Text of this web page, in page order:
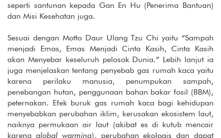
seperti santunan kepada Gan En Hu (Penerima Bantuan)
dan Misi Kesehatan juga.
Sesuai dengan Motto Daur Ulang Tzu Chi yaitu “Sampah
menjadi Emas, Emas Menjadi Cinta Kasih, Cinta Kasih
akan Menyebar keseluruh pelosok Dunia.” Lebih lanjut ia
juga menjelaskan tentang penyebab gas rumah kaca yaitu
karena perilaku manusia, penumpukan sampah,
penebangan hutan, penggunaan bahan bakar fosil (BBM),
peternakan. Efek buruk gas rumah kaca bagi kehidupan
menyebabkan perubahan iklim, kerusakan ekosistem laut,
naiknya permukaan air laut (akibat es di kutub mencair
karena global warming), perubahan ekologis dan dapat